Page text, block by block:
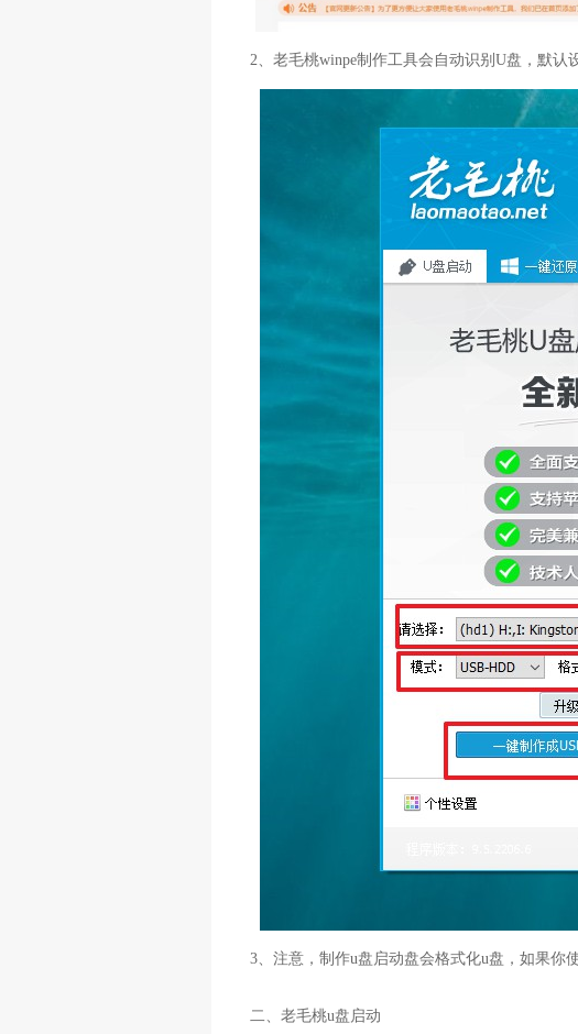
2、老毛桃winpe制作工具会自动识别U盘，默认
3、注意，制作u盘启动盘会格式化u盘，如果你
二、老毛桃u盘启动